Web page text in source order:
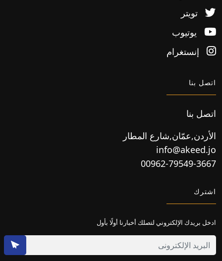
تويتر
يوتيوب
إنستغرام
اتصل بنا
اتصل بنا
الأردن,عمّان,شارع المطار
info@akeed.jo
00962-79549-3667
اشترك
ادخل بريدك الإلكتروني لتصلك أخبارنا أولًا بأول